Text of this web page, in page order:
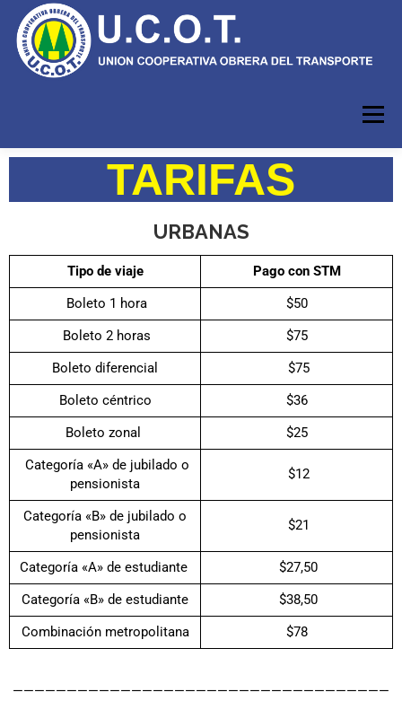
Menú
HORARIOS RECORRIDOS
TARIFAS
URBANAS
Tipo de viaje
Pago con STM
Boleto 1 hora
$50
Boleto 2 horas
$75
Boleto diferencial
$75
Boleto céntrico
$36
Boleto zonal
$25
Categoría «A» de jubilado o
pensionista
$12
Categoría «B» de jubilado o
pensionista
$21
Categoría «A» de estudiante
$27,50
Categoría «B» de estudiante
$38,50
Combinación metropolitana
$78
———————————————————————————————————